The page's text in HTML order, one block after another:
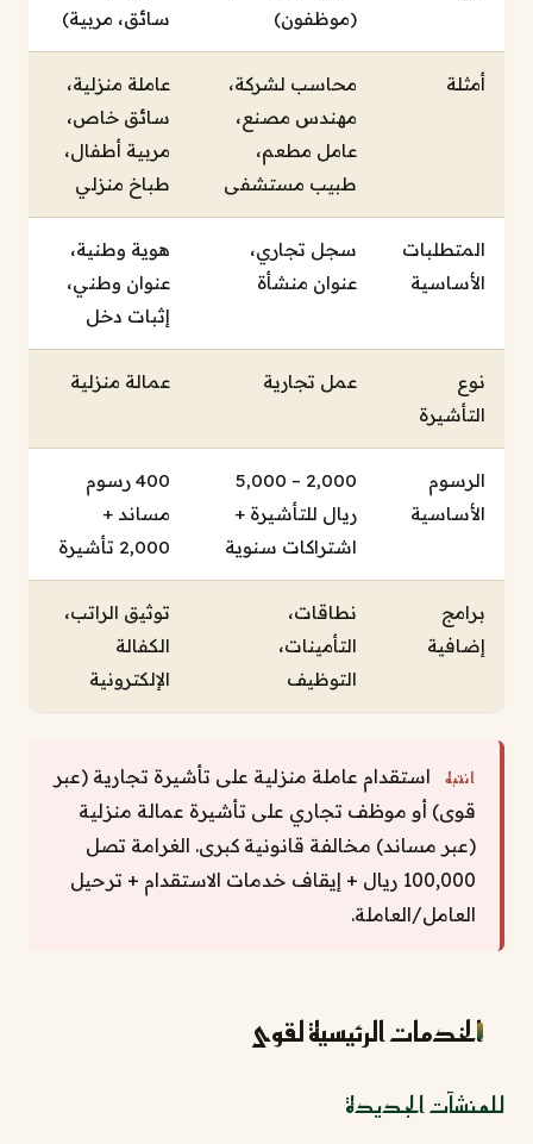
(موظفون)
سائق، مربية)
أمثلة
محاسب لشركة،
مهندس مصنع،
عامل مطعم،
طبيب مستشفى
عاملة منزلية،
سائق خاص،
مربية أطفال،
طباخ منزلي
المتطلبات
الأساسية
سجل تجاري،
عنوان منشأة
هوية وطنية،
عنوان وطني،
إثبات دخل
نوع
التأشيرة
عمل تجارية عمالة منزلية
الرسوم
الأساسية
2,000 – 5,000
ريال للتأشيرة +
اشتراكات سنوية
400 رسوم
مساند +
2,000 تأشيرة
برامج
إضافية
نطاقات،
التأمينات،
التوظيف
توثيق الراتب،
الكفالة
الإلكترونية
انتبه
استقدام عاملة منزلية على تأشيرة تجارية (عبر
قوى) أو موظف تجاري على تأشيرة عمالة منزلية
(عبر مساند) مخالفة قانونية كبرى. الغرامة تصل
100,000 ريال + إيقاف خدمات الاستقدام + ترحيل
العامل/العاملة.
الخدمات الرئيسية لقوى
للمنشآت الجديدة